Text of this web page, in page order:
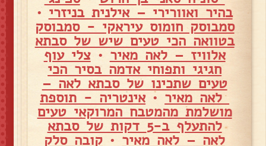
בהיר ואוורירי – אילנית בניזרי •
סמבוסק חומוס עיראקי - סמבוסק
בטוואה הכי טעים שיש של סבתא
אלוויז – לאה מאיר •צלי עוף
חגיגי ותפוחי אדמה בסיר הכי
טעים שתכינו של סבתא לאה –
לאה מאיר •אינטריה - תוספת
מושלמת מהמטבח המרוקאי טעים
להתעלף ב-5 דקות של סבתא
לאה – לאה מאיר • קובה סלק